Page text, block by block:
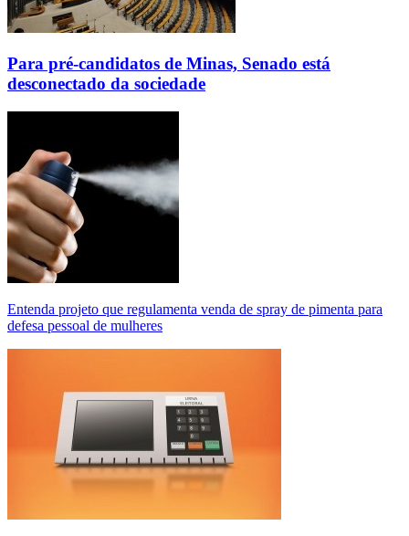
Para pré-candidatos de Minas, Senado está
desconectado da sociedade
Entenda projeto que regulamenta venda de spray de pimenta para
defesa pessoal de mulheres